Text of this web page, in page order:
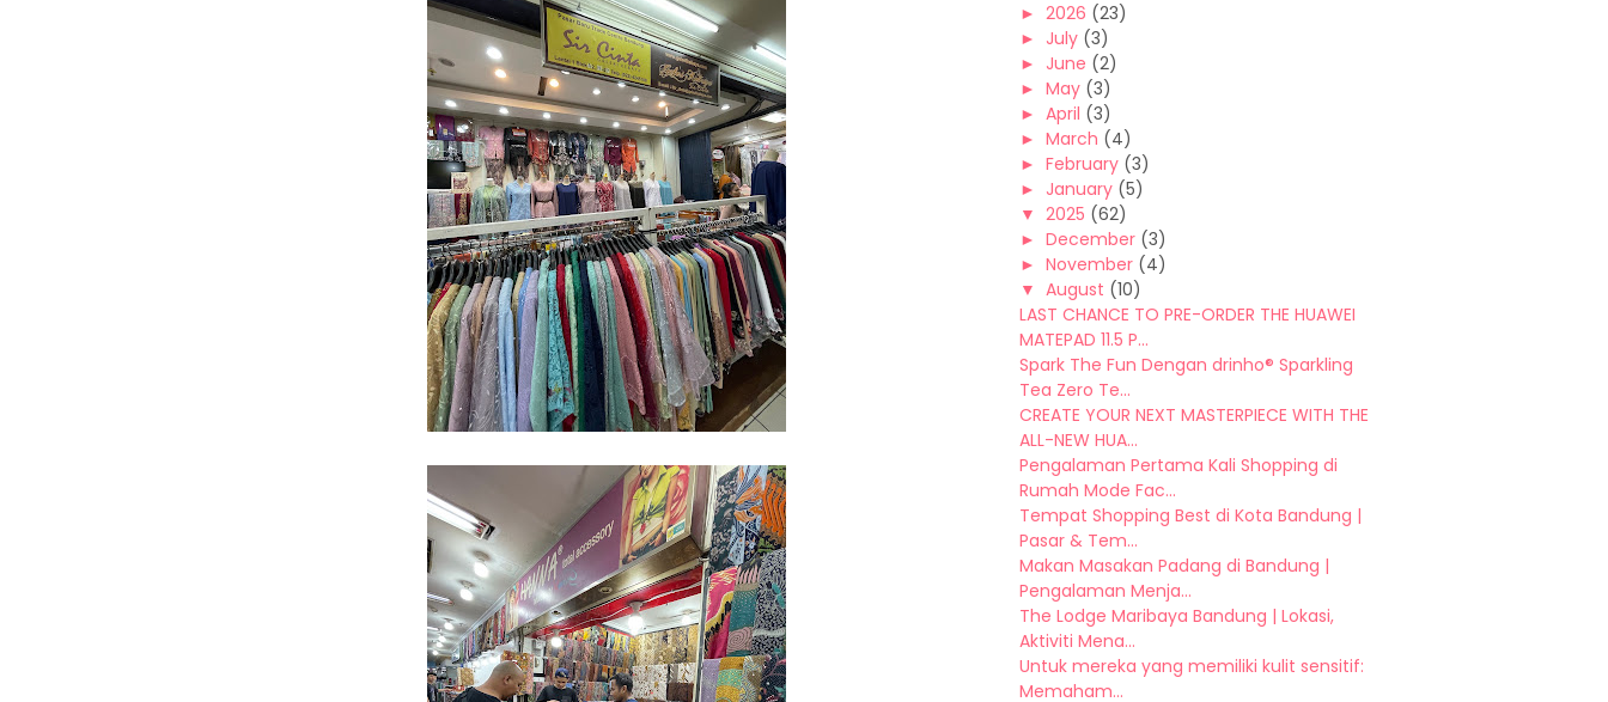
► 2026 (23)
► July (3)
► June (2)
► May (3)
► April (3)
► March (4)
► February (3)
► January (5)
▼ 2025 (62)
► December (3)
► November (4)
▼ August (10)
LAST CHANCE TO PRE-ORDER THE HUAWEI
MATEPAD 11.5 P...
Spark The Fun Dengan drinho® Sparkling
Tea Zero Te...
CREATE YOUR NEXT MASTERPIECE WITH THE
ALL-NEW HUA...
Pengalaman Pertama Kali Shopping di
Rumah Mode Fac...
Tempat Shopping Best di Kota Bandung |
Pasar & Tem...
Makan Masakan Padang di Bandung |
Pengalaman Menja...
The Lodge Maribaya Bandung | Lokasi,
Aktiviti Mena...
Untuk mereka yang memiliki kulit sensitif:
Memaham...